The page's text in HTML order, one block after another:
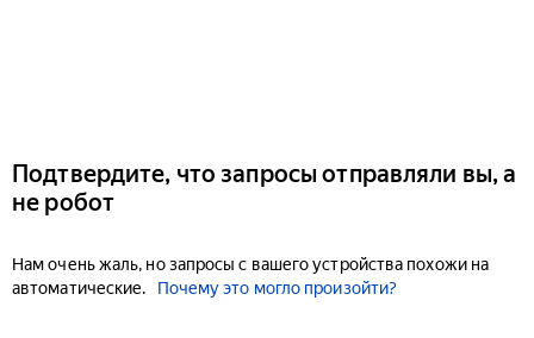
Подтвердите, что запросы отправляли вы, а
не робот
Нам очень жаль, но запросы с вашего устройства похожи на
автоматические.
Почему это могло произойти?